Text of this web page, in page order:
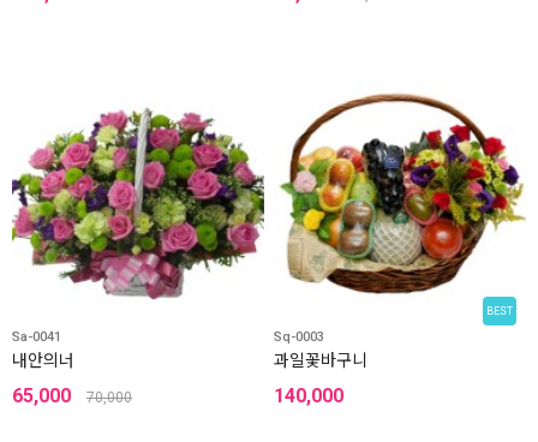
Sa-0041
내안의너
65,000 70,000
BEST
Sq-0003
과일꽃바구니
140,000